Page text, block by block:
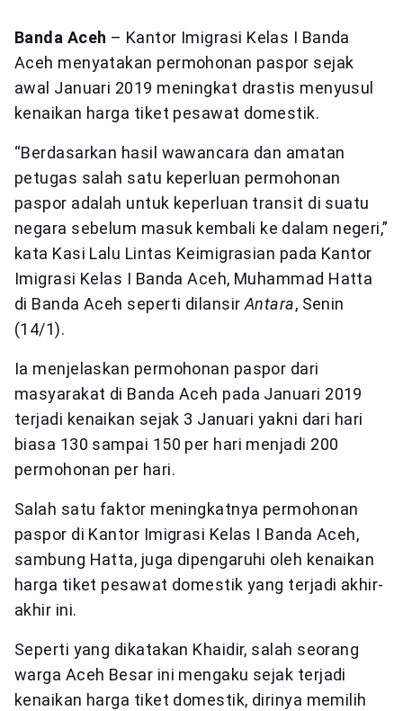
Banda Aceh – Kantor Imigrasi Kelas I Banda
Aceh menyatakan permohonan paspor sejak
awal Januari 2019 meningkat drastis menyusul
kenaikan harga tiket pesawat domestik.
“Berdasarkan hasil wawancara dan amatan
petugas salah satu keperluan permohonan
paspor adalah untuk keperluan transit di suatu
negara sebelum masuk kembali ke dalam negeri,”
kata Kasi Lalu Lintas Keimigrasian pada Kantor
Imigrasi Kelas I Banda Aceh, Muhammad Hatta
di Banda Aceh seperti dilansirAntara, Senin
(14/1).
Ia menjelaskan permohonan paspor dari
masyarakat di Banda Aceh pada Januari 2019
terjadi kenaikan sejak 3 Januari yakni dari hari
biasa 130 sampai 150 per hari menjadi 200
permohonan per hari.
Salah satu faktor meningkatnya permohonan
paspor di Kantor Imigrasi Kelas I Banda Aceh,
sambung Hatta, juga dipengaruhi oleh kenaikan
harga tiket pesawat domestik yang terjadi akhir-
akhir ini.
Seperti yang dikatakan Khaidir, salah seorang
warga Aceh Besar ini mengaku sejak terjadi
kenaikan harga tiket domestik, dirinya memilih